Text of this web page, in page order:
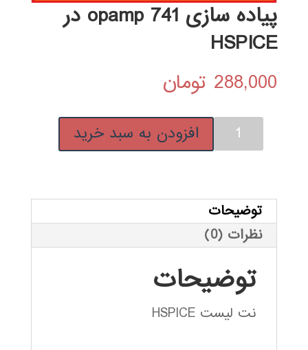
پیاده سازی opamp 741 در
HSPICE
288,000 تومان
پیاده
سازی
در
HSPICE
عدد
افزودن به سبد خرید
توضیحات
نظرات (0)
توضیحات
نت لیست HSPICE